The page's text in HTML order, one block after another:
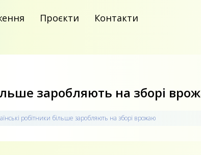
Проєкти Контакти
заробляють на зборі
робітники більше заробляють на зборі врожаю